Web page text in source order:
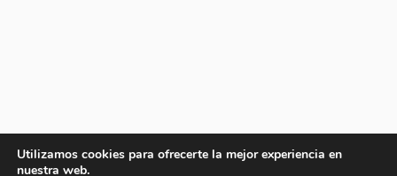
Utilizamos cookies para ofrecerte la mejor experiencia en
nuestra web.